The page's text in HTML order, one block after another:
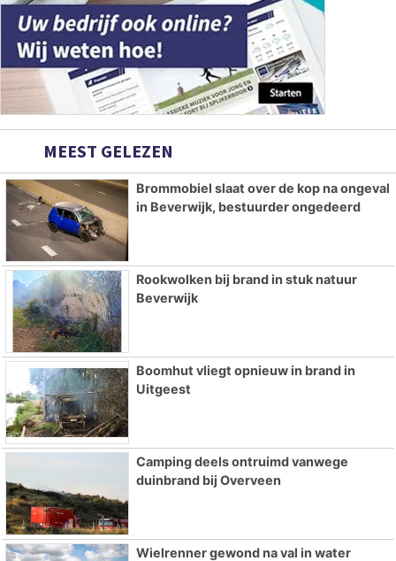
MEEST GELEZEN
Brommobiel slaat over de kop na ongeval
in Beverwijk, bestuurder ongedeerd
Rookwolken bij brand in stuk natuur
Beverwijk
Boomhut vliegt opnieuw in brand in
Uitgeest
Camping deels ontruimd vanwege
duinbrand bij Overveen
Wielrenner gewond na val in water